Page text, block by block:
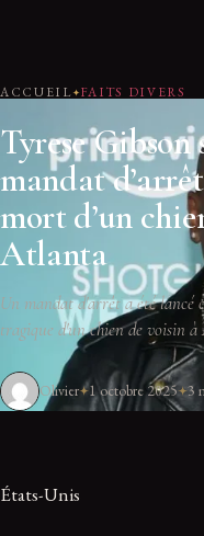
ACCUEIL FAITS DIVERS
Tyrese Gibson
mandat
mort d’un
Atlanta
Un mandat d'arrêt a été lancé
tragique d'un chien de voisin
Olivier 1 octobre 2025 3
États-Unis